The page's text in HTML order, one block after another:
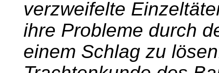
verzweifelte
ihre Probleme durch
einem Schlag zu